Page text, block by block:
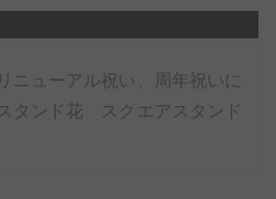
ニューアル祝い、周年祝いに
タンド花 スクエアスタンド